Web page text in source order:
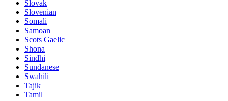
Slovak
Slovenian
Somali
Samoan
Scots Gaelic
Shona
Sindhi
Sundanese
Swahili
Tajik
Tamil